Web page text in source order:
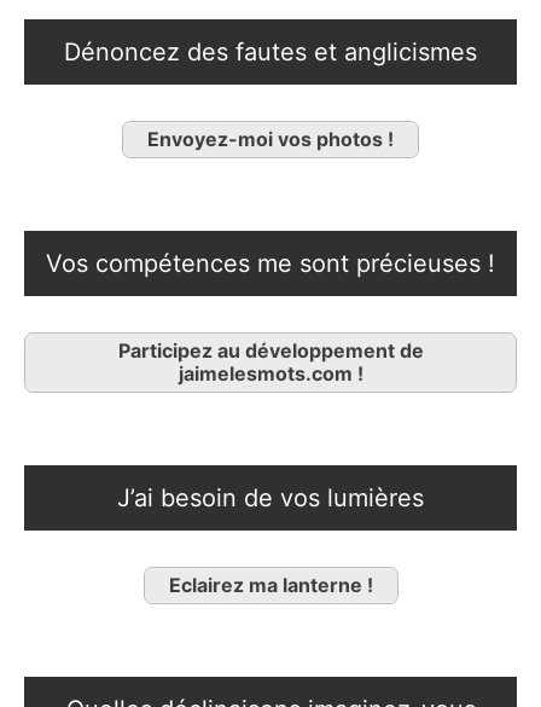
Dénoncez des fautes et anglicismes
Envoyez-moi vos photos !
Vos compétences me sont précieuses !
Participez au développement de
jaimelesmots.com !
J’ai besoin de vos lumières
Eclairez ma lanterne !